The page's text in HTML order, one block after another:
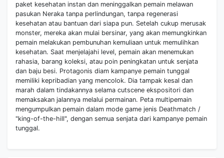
paket kesehatan instan dan meninggalkan pemain melawan
pasukan Neraka tanpa perlindungan, tanpa regenerasi
kesehatan atau bantuan dari siapa pun. Setelah cukup merusak
monster, mereka akan mulai bersinar, yang akan memungkinkan
pemain melakukan pembunuhan kemuliaan untuk memulihkan
kesehatan. Saat menjelajahi level, pemain akan menemukan
rahasia, barang koleksi, atau poin peningkatan untuk senjata
dan baju besi. Protagonis diam kampanye pemain tunggal
memiliki kepribadian yang mencolok. Dia tampak kesal dan
marah dalam tindakannya selama cutscene ekspositori dan
memaksakan jalannya melalui permainan. Peta multipemain
mengumpulkan pemain dalam mode game jenis Deathmatch /
"king-of-the-hill", dengan semua senjata dari kampanye pemain
tunggal.